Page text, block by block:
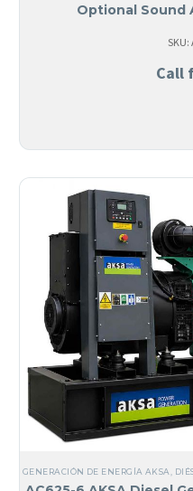
Optional Sound
SKU:
Call
GENERACIÓN DE ENERGÍA AKSA